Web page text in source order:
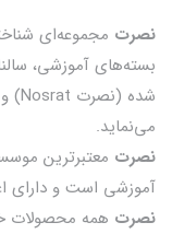
نصرت مجموعه‌ای
بسته‌های آموزشی،
می‌نماید.
نصرت معتبرترین
آموزشی است و دارای
نصرت همه محصولات